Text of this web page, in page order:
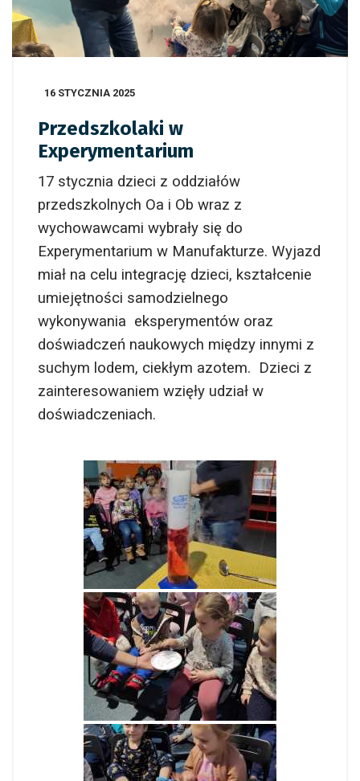
16 STYCZNIA 2025
Przedszkolaki w
Experymentarium
17 stycznia dzieci z oddziałów
przedszkolnych Oa i Ob wraz z
wychowawcami wybrały się do
Experymentarium w Manufakturze. Wyjazd
miał na celu integrację dzieci, kształcenie
umiejętności samodzielnego
wykonywania eksperymentów oraz
doświadczeń naukowych między innymi z
suchym lodem, ciekłym azotem. Dzieci z
zainteresowaniem wzięły udział w
doświadczeniach.